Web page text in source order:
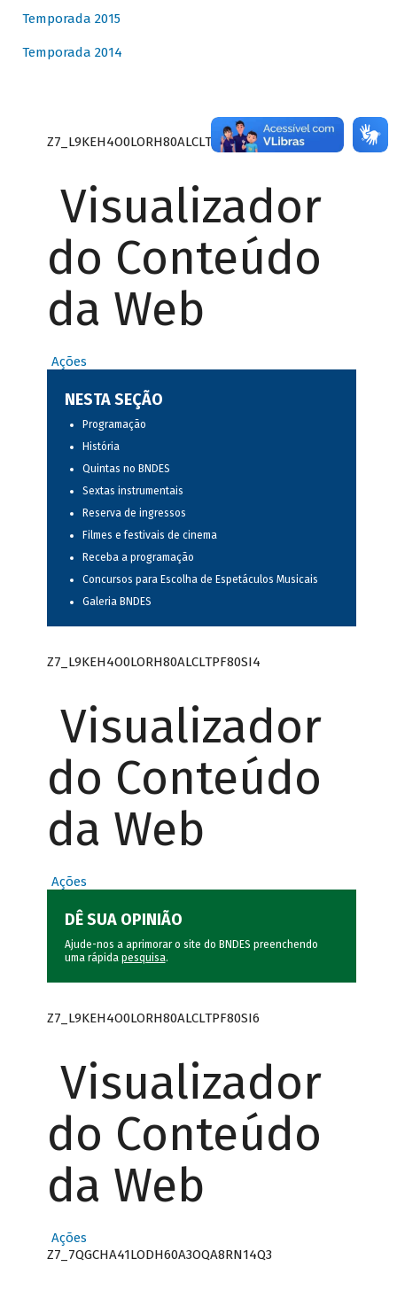
Temporada 2015
Temporada 2014
Z7_L9KEH4O0LORH80ALCLTPF80S27
Visualizador
do Conteúdo
da Web
Ações
NESTA SEÇÃO
Programação
História
Quintas no BNDES
Sextas instrumentais
Reserva de ingressos
Filmes e festivais de cinema
Receba a programação
Concursos para Escolha de Espetáculos Musicais
Galeria BNDES
Z7_L9KEH4O0LORH80ALCLTPF80SI4
Visualizador
do Conteúdo
da Web
Ações
DÊ SUA OPINIÃO
Ajude-nos a aprimorar o site do BNDES preenchendo
uma rápida pesquisa.
Z7_L9KEH4O0LORH80ALCLTPF80SI6
Visualizador
do Conteúdo
da Web
Ações
Z7_7QGCHA41LODH60A3OQA8RN14Q3